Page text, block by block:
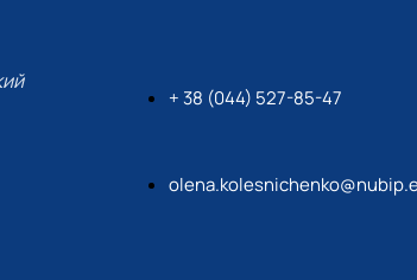
+ 38 (044) 527-85-47